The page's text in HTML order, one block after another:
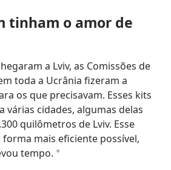
tinham o amor de
a Lviv, as Comissões de
toda a Ucrânia fizeram a
os que precisavam. Esses kits
várias cidades, algumas delas
quilômetros de Lviv. Esse
mais eficiente possível,
tempo. a